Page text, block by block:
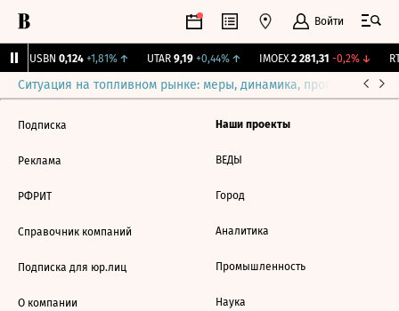
Войти
USBN 0,124 +1,81%↑ UTAR 9,19 +0,44%↑ IMOEX 2 281,31 -0,2%↓
Ситуация на топливном рынке: меры, динамика, прогнозы
Подписка
Реклама
РФРИТ
Справочник компаний
Подписка для юр.лиц
О компании
Наши проекты
ВЕДЫ
Город
Аналитика
Промышленность
Наука